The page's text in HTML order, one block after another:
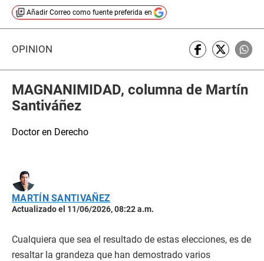
Añadir Correo como fuente preferida en
OPINIÓN
MAGNANIMIDAD, columna de Martín
Santiváñez
Doctor en Derecho
MARTÍN SANTIVAÑEZ
Actualizado el 11/06/2026, 08:22 a.m.
Cualquiera que sea el resultado de estas elecciones, es de
resaltar la grandeza que han demostrado varios